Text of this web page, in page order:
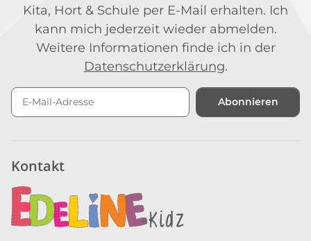
Kita, Hort & Schule per E-Mail erhalten. Ich
kann mich jederzeit wieder abmelden.
Weitere Informationen finde ich in der
Datenschutzerklärung.
Abonnieren
Kontakt